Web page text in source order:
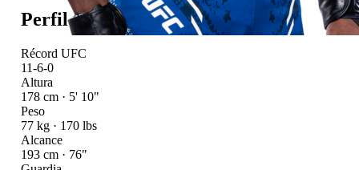
Perfil atlético
Récord UFC
11-6-0
Altura
178 cm · 5' 10"
Peso
77 kg · 170 lbs
Alcance
193 cm · 76"